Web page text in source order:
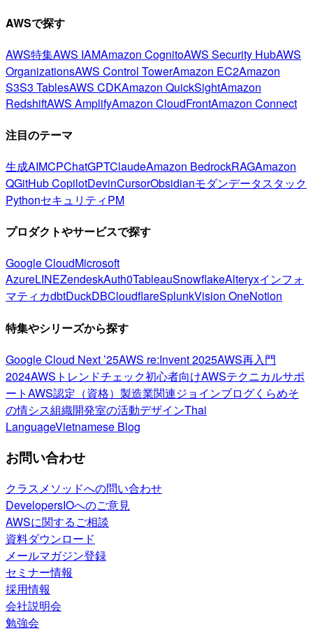
AWSで探す
AWS特集AWS IAMAmazon CognitoAWS Security HubAWS
OrganizationsAWS Control TowerAmazon EC2Amazon
S3S3 TablesAWS CDKAmazon QuickSightAmazon
RedshiftAWS AmplifyAmazon CloudFrontAmazon Connect
注目のテーマ
生成AIMCPChatGPTClaudeAmazon BedrockRAGAmazon
QGitHub CopilotDevinCursorObsidianモダンデータスタック
PythonセキュリティPM
プロダクトやサービスで探す
Google CloudMicrosoft
AzureLINEZendeskAuth0TableauSnowflakeAlteryxインフォ
マティカdbtDuckDBCloudflareSplunkVision OneNotion
特集やシリーズから探す
Google Cloud Next ’25AWS re:Invent 2025AWS再入門
2024AWSトレンドチェック初心者向けAWSテクニカルサポ
ートAWS認定（資格） 製造業関連ジョインブログくらめそ
の情シス組織開発室の活動デザインThai
LanguageVietnamese Blog
お問い合わせ
クラスメソッドへの問い合わせ
DevelopersIOへのご意見
AWSに関するご相談
資料ダウンロード
メールマガジン登録
セミナー情報
採用情報
会社説明会
勉強会